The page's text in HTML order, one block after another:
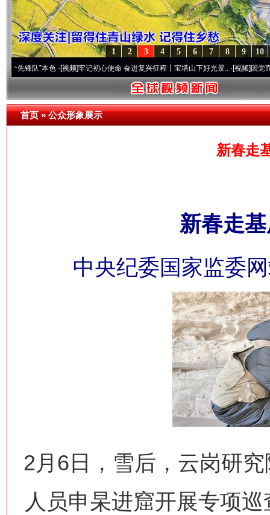
10
9
8
7
6
5
4
3
2
1
”本色·[视频]牢记初心使命 奋进复兴征程丨宝塔山下好光景..·[视频]因党而生 为党
首页»公众形象展示
新春走
新春走
中央纪委国家监委
2月6日，雪后，云岗研
人员申杲进窟开展专项